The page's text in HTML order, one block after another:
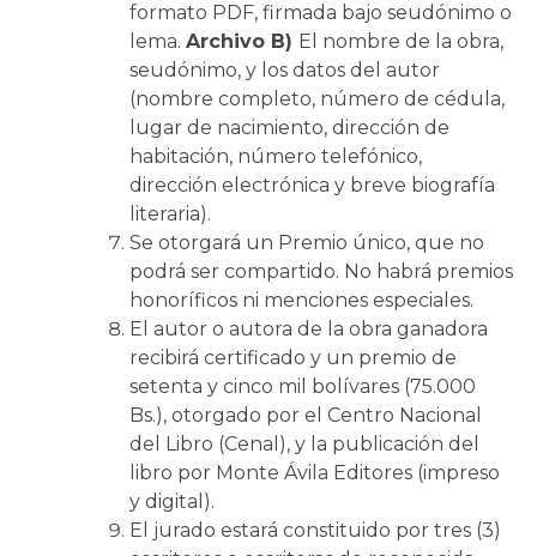
formato PDF, firmada bajo seudónimo o
lema. Archivo B) El nombre de la obra,
seudónimo, y los datos del autor
(nombre completo, número de cédula,
lugar de nacimiento, dirección de
habitación, número telefónico,
dirección electrónica y breve biografía
literaria).
Se otorgará un Premio único, que no
podrá ser compartido. No habrá premios
honoríficos ni menciones especiales.
El autor o autora de la obra ganadora
recibirá certificado y un premio de
setenta y cinco mil bolívares (75.000
Bs.), otorgado por el Centro Nacional
del Libro (Cenal), y la publicación del
libro por Monte Ávila Editores (impreso
y digital).
El jurado estará constituido por tres (3)